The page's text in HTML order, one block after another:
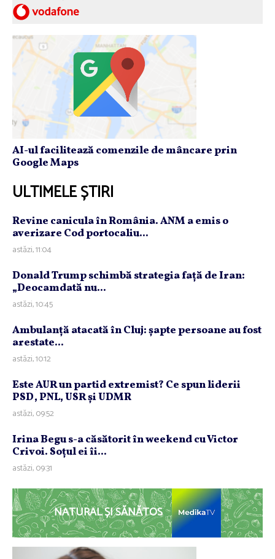
AI-ul facilitează comenzile de mâncare prin
Google Maps
ULTIMELE ȘTIRI
Revine canicula în România. ANM a emis o
averizare Cod portocaliu...
astăzi, 11:04
Donald Trump schimbă strategia faţă de Iran:
„Deocamdată nu...
astăzi, 10:45
Ambulanţă atacată în Cluj: şapte persoane au fost
arestate...
astăzi, 10:12
Este AUR un partid extremist? Ce spun liderii
PSD, PNL, USR şi UDMR
astăzi, 09:52
Irina Begu s-a căsătorit în weekend cu Victor
Crivoi. Soţul ei îi...
astăzi, 09:31
NATURAL ȘI SĂNĂTOS